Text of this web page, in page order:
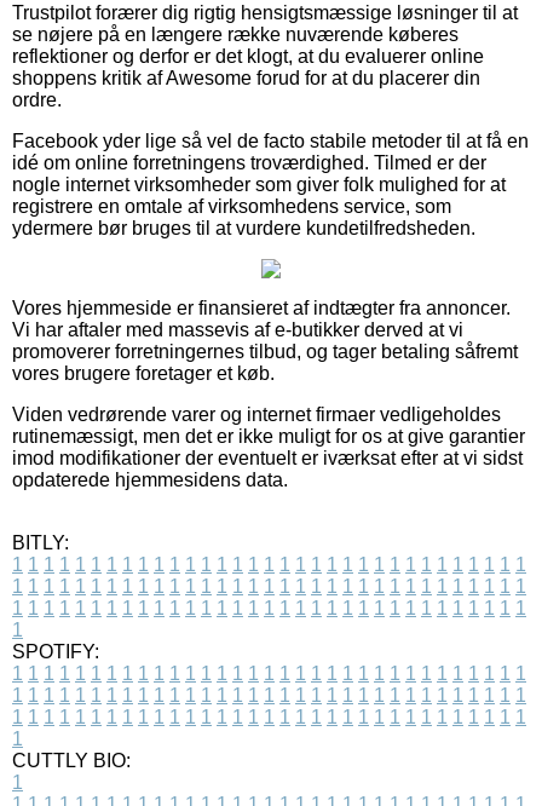
Trustpilot forærer dig rigtig hensigtsmæssige løsninger til at
se nøjere på en længere række nuværende køberes
reflektioner og derfor er det klogt, at du evaluerer online
shoppens kritik af Awesome forud for at du placerer din
ordre.
Facebook yder lige så vel de facto stabile metoder til at få en
idé om online forretningens troværdighed. Tilmed er der
nogle internet virksomheder som giver folk mulighed for at
registrere en omtale af virksomhedens service, som
ydermere bør bruges til at vurdere kundetilfredsheden.
Vores hjemmeside er finansieret af indtægter fra annoncer.
Vi har aftaler med massevis af e-butikker derved at vi
promoverer forretningernes tilbud, og tager betaling såfremt
vores brugere foretager et køb.
Viden vedrørende varer og internet firmaer vedligeholdes
rutinemæssigt, men det er ikke muligt for os at give garantier
imod modifikationer der eventuelt er iværksat efter at vi sidst
opdaterede hjemmesidens data.
BITLY:
1 1 1 1 1 1 1 1 1 1 1 1 1 1 1 1 1 1 1 1 1 1 1 1 1 1 1 1 1 1 1 1 1
1 1 1 1 1 1 1 1 1 1 1 1 1 1 1 1 1 1 1 1 1 1 1 1 1 1 1 1 1 1 1 1 1
1 1 1 1 1 1 1 1 1 1 1 1 1 1 1 1 1 1 1 1 1 1 1 1 1 1 1 1 1 1 1 1 1
1
SPOTIFY:
1 1 1 1 1 1 1 1 1 1 1 1 1 1 1 1 1 1 1 1 1 1 1 1 1 1 1 1 1 1 1 1 1
1 1 1 1 1 1 1 1 1 1 1 1 1 1 1 1 1 1 1 1 1 1 1 1 1 1 1 1 1 1 1 1 1
1 1 1 1 1 1 1 1 1 1 1 1 1 1 1 1 1 1 1 1 1 1 1 1 1 1 1 1 1 1 1 1 1
1
CUTTLY BIO:
1